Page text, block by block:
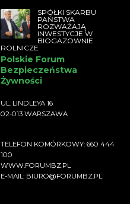
SPÓŁKI SKARBU
PAŃSTWA
ROZWAŻAJĄ
INWESTYCJE W
BIOGAZOWNIE
ROLNICZE
Polskie Forum
Bezpieczeństwa
Żywności
UL. LINDLEYA 16
02-013 WARSZAWA
TELEFON KOMÓRKOWY: 660 444
100
WWW.FORUMBZ.PL
E-MAIL: BIURO@FORUMBZ.PL